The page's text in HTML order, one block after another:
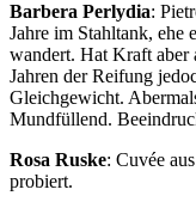
Barbera Perlydia:
Jahre im Stahltank, ehe
wandert. Hat Kraft aber
Jahren der Reifung
Gleichgewicht.
Mundfüllend.
Rosa Ruske: Cuvée
probiert.